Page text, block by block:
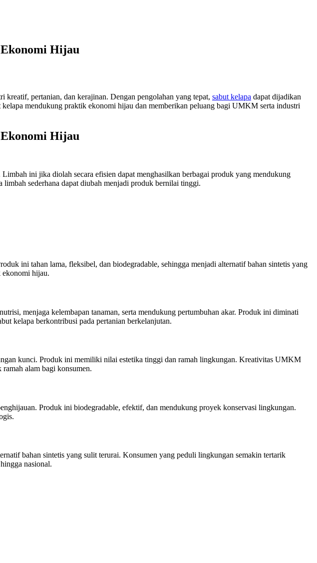
Hijau
kreatif, pertanian, dan kerajinan. Dengan pengolahan yang tepat, sabut kelapa dapat dijadikan
mendukung praktik ekonomi hijau dan memberikan peluang bagi UMKM serta industri
Hijau
ini jika diolah secara efisien dapat menghasilkan berbagai produk yang mendukung
sederhana dapat diubah menjadi produk bernilai tinggi.
ini tahan lama, fleksibel, dan biodegradable, sehingga menjadi alternatif bahan sintetis yang
ekonomi hijau.
menjaga kelembapan tanaman, serta mendukung pertumbuhan akar. Produk ini diminati
kelapa berkontribusi pada pertanian berkelanjutan.
kunci. Produk ini memiliki nilai estetika tinggi dan ramah lingkungan. Kreativitas UMKM
alam bagi konsumen.
Produk ini biodegradable, efektif, dan mendukung proyek konservasi lingkungan.
bahan sintetis yang sulit terurai. Konsumen yang peduli lingkungan semakin tertarik
nasional.